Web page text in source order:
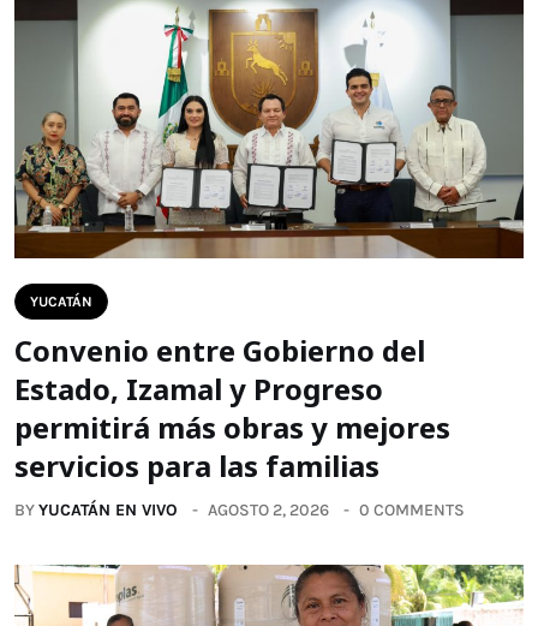
YUCATÁN
Convenio entre Gobierno del
Estado, Izamal y Progreso
permitirá más obras y mejores
servicios para las familias
BYYUCATÁN EN VIVO AGOSTO 2, 2026 0 COMMENTS